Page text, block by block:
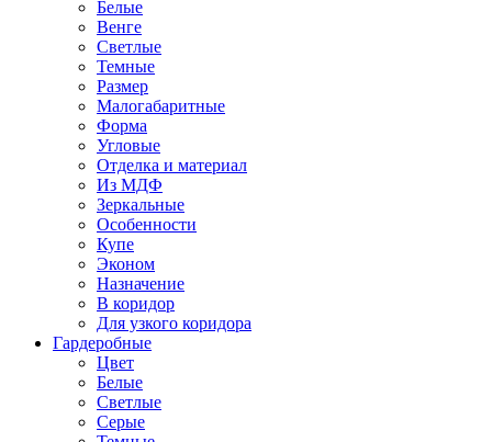
Белые
Венге
Светлые
Темные
Размер
Малогабаритные
Форма
Угловые
Отделка и материал
Из МДФ
Зеркальные
Особенности
Купе
Эконом
Назначение
В коридор
Для узкого коридора
Гардеробные
Цвет
Белые
Светлые
Серые